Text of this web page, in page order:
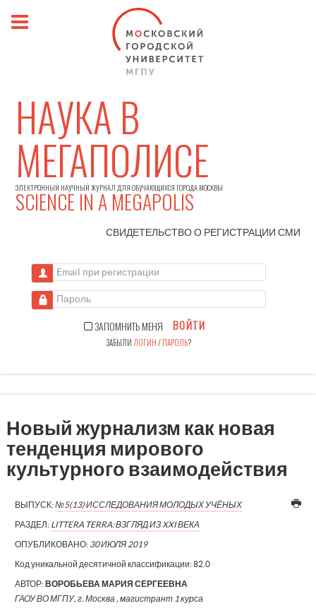
НАУКА В
МЕГАПОЛИСЕ
ЭЛЕКТРОННЫЙ НАУЧНЫЙ ЖУРНАЛ ДЛЯ ОБУЧАЮЩИХСЯ ГОРОДА МОСКВЫ
SCIENCE IN A MEGAPOLIS
СВИДЕТЕЛЬСТВО О РЕГИСТРАЦИИСМИ
Email при регистрации
Пароль
ЗАПОМНИТЬ МЕНЯ ВОЙТИ
ЗАБЫЛИ ЛОГИН/ПАРОЛЬ?
Новый журнализм как новая
тенденция мирового
культурного взаимодействия
ВЫПУСК:№5(13) ИССЛЕДОВАНИЯ МОЛОДЫХ УЧЁНЫХ
РАЗДЕЛ: LITTERA TERRA: ВЗГЛЯД ИЗ XXI ВЕКА
ОПУБЛИКОВАНО: 30 ИЮЛЯ 2019
Код уникальной десятичной классификации:82.0
АВТОР:ВОРОБЬЕВА МАРИЯ СЕРГЕЕВНА
ГАОУ ВО МГПУ, г. Москва , магистрант 1 курса